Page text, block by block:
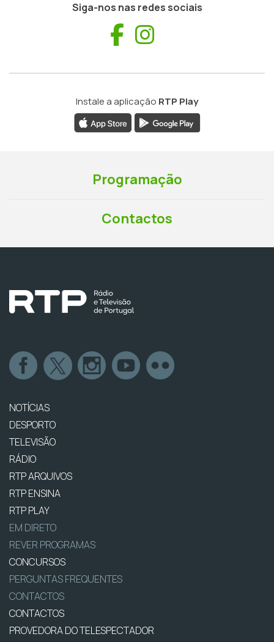
Siga-nos nas redes sociais
Facebook
Instale a aplicação RTP Play
Programação
Contactos
NOTÍCIAS
DESPORTO
TELEVISÃO
RÁDIO
RTP ARQUIVOS
RTP ENSINA
RTP PLAY
EM DIRETO
REVER PROGRAMAS
CONCURSOS
PERGUNTAS FREQUENTES
CONTACTOS
CONTACTOS
PROVEDORA DO TELESPECTADOR